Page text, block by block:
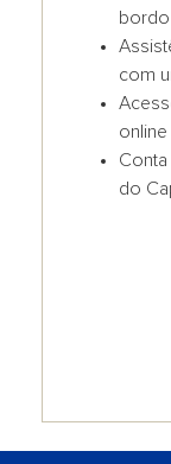
com
online
do